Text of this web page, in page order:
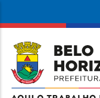
conteúdo
principal
da
Prefeitura
de